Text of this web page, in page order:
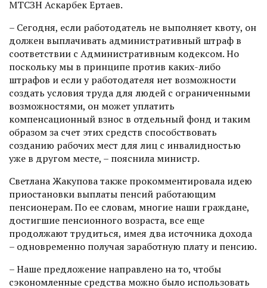
МТСЗН Аскарбек Ертаев.
– Сегодня, если работодатель не выполняет квоту, он
должен выплачивать административный штраф в
соответствии с Административным кодексом. Но
поскольку мы в принципе против каких-либо
штрафов и если у работодателя нет возможности
создать условия труда для людей с ограниченными
возможностями, он может уплатить
компенсационный взнос в отдельный фонд и таким
образом за счет этих средств способствовать
созданию рабочих мест для лиц с инвалидностью
уже в другом месте, – пояснила министр.
Светлана Жакупова также прокомментировала идею
приостановки выплаты пенсий работающим
пенсионерам. По ее словам, многие наши граждане,
достигшие пенсионного возраста, все еще
продолжают трудиться, имея два источника дохода
– одновременно получая заработную плату и пенсию.
– Наше предложение направлено на то, чтобы
сэкономленные средства можно было использовать